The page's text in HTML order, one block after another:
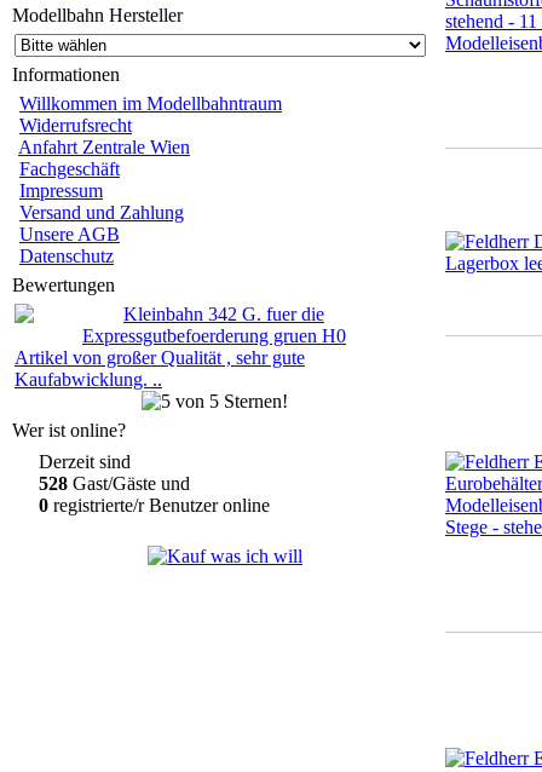
Modellbahn Hersteller
Informationen
Willkommen im Modellbahntraum
Widerrufsrecht
Anfahrt Zentrale Wien
Fachgeschäft
Impressum
Versand und Zahlung
Unsere AGB
Datenschutz
Bewertungen
Artikel von großer Qualität , sehr gute
Kaufabwicklung. ..
Wer ist online?
Derzeit sind
528 Gast/Gäste und
0 registrierte/r Benutzer online